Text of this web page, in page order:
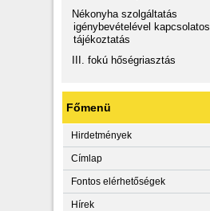
Nékonyha szolgáltatás
igénybevételével kapcsolatos
tájékoztatás
III. fokú hőségriasztás
Főmenü
Hirdetmények
Címlap
Fontos elérhetőségek
Hírek